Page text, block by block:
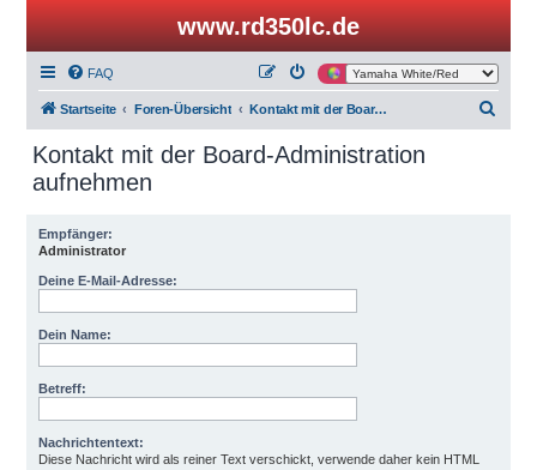
www.rd350lc.de
FAQ
Startseite Foren-Übersicht Kontakt mit der Board-Administration aufnehmen
Kontakt mit der Board-Administration
aufnehmen
Empfänger:
Administrator
Deine E-Mail-Adresse:
Dein Name:
Betreff:
Nachrichtentext:
Diese Nachricht wird als reiner Text verschickt, verwende daher kein HTML